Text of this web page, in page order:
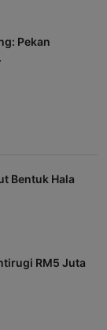
Pekan
Bentuk Hala
RM5 Juta